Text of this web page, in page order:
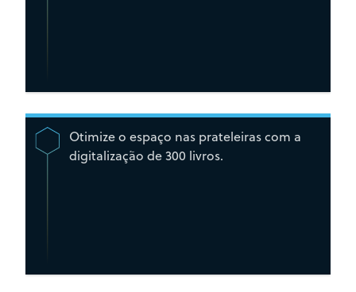
Otimize o espaço nas prateleiras com a
digitalização de 300 livros.